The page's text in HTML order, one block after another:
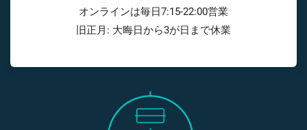
オンラインは毎日7:15-22:00営業
旧正月: 大晦日から3が日まで休業